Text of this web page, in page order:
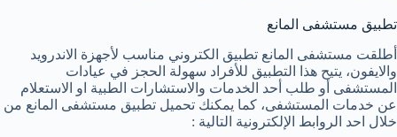
تطبيق مستشفى المانع
أطلقت مستشفى المانع تطبيق الكتروني مناسب لأجهزة الاندرويد
والايفون، يتيح هذا التطبيق للأفراد سهولة الحجز في عيادات
المستشفى أو طلب أحد الخدمات والاستشارات الطبية او الاستعلام
عن خدمات المستشفى، كما يمكنك تحميل تطبيق مستشفى المانع من
خلال احد الروابط الإلكترونية التالية :